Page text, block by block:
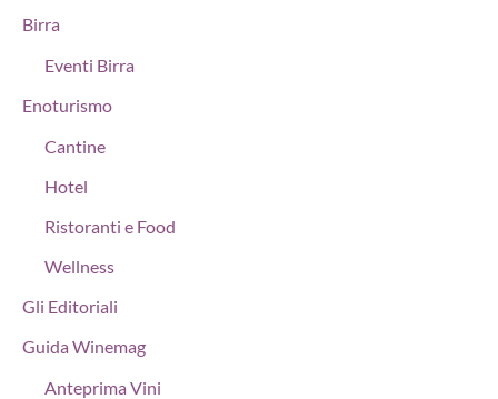
Birra
Eventi Birra
Enoturismo
Cantine
Hotel
Ristoranti e Food
Wellness
Gli Editoriali
Guida Winemag
Anteprima Vini